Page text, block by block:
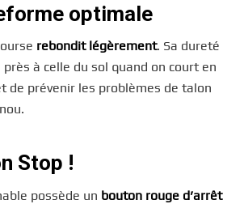
optimale
rebondit légèrement. Sa dureté
à celle du sol quand on court en
de prévenir les problèmes de talon
Stop !
possède un bouton rouge d’arrêt